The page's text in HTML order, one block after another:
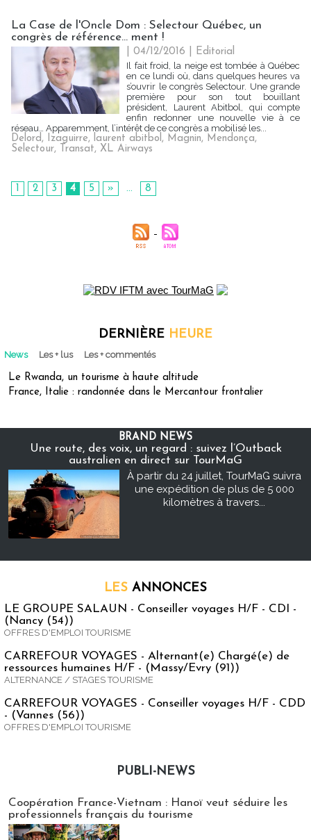
La Case de l'Oncle Dom : Selectour Québec, un
congrès de référence... ment !
| 04/12/2016
Editorial
Il fait froid, la neige est tombée à Québec
en ce lundi où, dans quelques heures va
s’ouvrir le congrès Selectour. Une grande
première pour son tout bouillant
président, Laurent Abitbol, qui compte
enfin redonner une nouvelle vie à ce
réseau… Apparemment, l’intérêt de ce congrès a mobilisé les...
Delord, Izaguirre, laurent abitbol, Magnin, Mendonça,
Selectour, Transat, XL Airways
1 2 3 4 5 » ... 8
DERNIÈRE HEURE
News Les + lus Les + commentés
Le Rwanda, un tourisme à haute altitude
France, Italie : randonnée dans le Mercantour frontalier
BRAND NEWS
Une route, des voix, un regard : suivez l’Outback
australien en direct sur TourMaG
À partir du 24 juillet, TourMaG suivra
une expédition de plus de 5 000
kilomètres à travers...
LES ANNONCES
LE GROUPE SALAUN - Conseiller voyages H/F - CDI -
(Nancy (54))
OFFRES D'EMPLOI TOURISME
CARREFOUR VOYAGES - Alternant(e) Chargé(e) de
ressources humaines H/F - (Massy/Evry (91))
ALTERNANCE / STAGES TOURISME
CARREFOUR VOYAGES - Conseiller voyages H/F - CDD
- (Vannes (56))
OFFRES D'EMPLOI TOURISME
PUBLI-NEWS
Coopération France-Vietnam : Hanoï veut séduire les
professionnels français du tourisme